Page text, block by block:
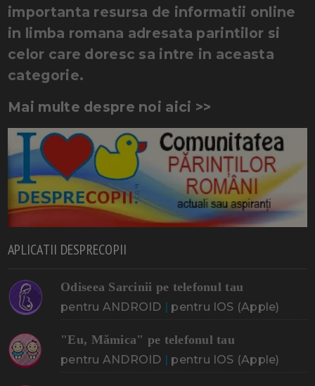
importanta resursa de informatii online
in limba romana adresata parintilor si
celor care doresc sa intre in aceasta
categorie.
Mai multe despre noi aici >>
APLICATII DESPRECOPII
Odiseea Sarcinii pe telefonul tau
pentru ANDROID pentru IOS (Apple)
"Eu, Mămica" pe telefonul tau
pentru ANDROID pentru IOS (Apple)